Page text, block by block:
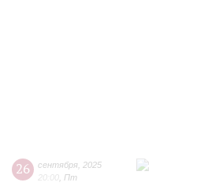
26 сентября 2025
20:00 Пт